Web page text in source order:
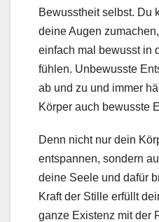
Bewusstheit selbst. Du
deine Augen
einfach mal bewusst in
fühlen. Unbewusste
ab und zu und immer
Körper auch bewusste
Denn nicht nur dein
entspannen, sondern
deine Seele und dafür
Kraft der Stille erfüllt
ganze Existenz mit der